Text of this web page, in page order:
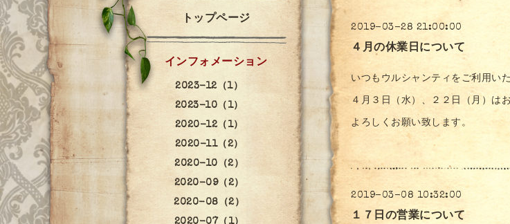
2019-03-28 21:00:00
４月の休業日について
いつもウルシャンティをご利用い
４月３日（水）、２２日（月）は
よろしくお願い致します。
2019-03-08 10:32:00
１７日の営業について
トップページ
インフォメーション
2023-12（1）
2023-10（1）
2020-12（1）
2020-11（2）
2020-10（2）
2020-09（2）
2020-08（2）
2020-07（1）